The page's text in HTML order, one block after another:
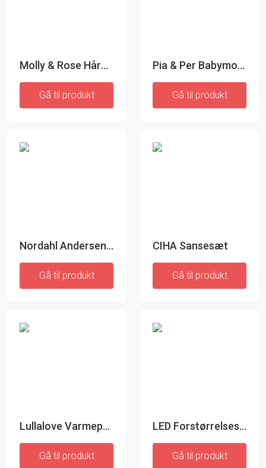
Molly & Rose Hårbøjle med museører
Gå til produkt
Pia & Per Babymotiv Fotoramme
Gå til produkt
Nordahl Andersen Tand og Hårlok Gavesæt
Gå til produkt
CIHA Sansesæt
Gå til produkt
Lullalove Varmepude
Gå til produkt
LED Forstørrelsesglas med fleksibel arm - Mizoom
Gå til produkt